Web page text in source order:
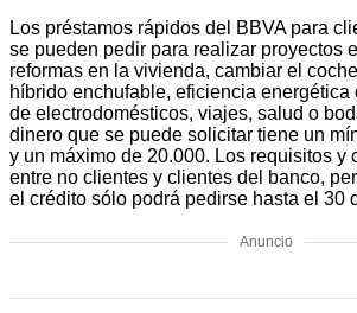
Los préstamos rápidos del BBVA para
se pueden pedir para realizar proyectos
reformas en la vivienda, cambiar el
híbrido enchufable, eficiencia energética
de electrodomésticos, viajes, salud o
dinero que se puede solicitar tiene un
y un máximo de 20.000. Los requisitos y
entre no clientes y clientes del banco,
el crédito sólo podrá pedirse hasta el 30
Anuncio